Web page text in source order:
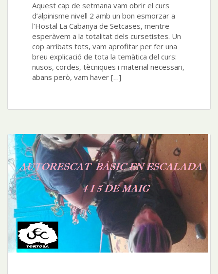
Aquest cap de setmana vam obrir el curs
d’alpinisme nivell 2 amb un bon esmorzar a
l’Hostal La Cabanya de Setcases, mentre
esperàvem a la totalitat dels cursetistes. Un
cop arribats tots, vam aprofitar per fer una
breu explicació de tota la temàtica del curs:
nusos, cordes, tècniques i material necessari,
abans però, vam haver […]